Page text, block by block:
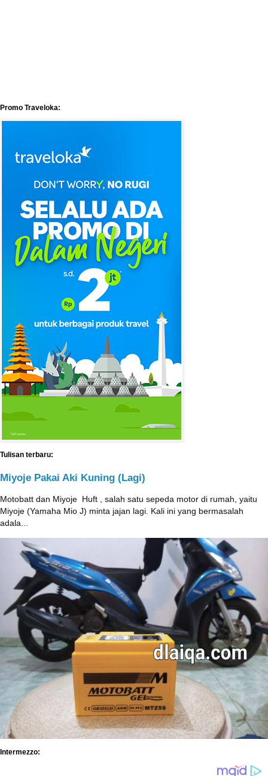
Promo Traveloka:
Tulisan terbaru:
Miyoje Pakai Aki Kuning (Lagi)
Motobatt dan Miyoje ‎ Huft , salah satu sepeda motor di rumah, yaitu
Miyoje (Yamaha Mio J) minta jajan lagi. Kali ini yang bermasalah
adala...
Intermezzo: